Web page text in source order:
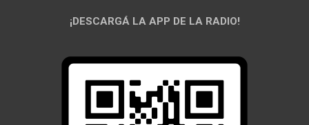
¡DESCARGÁ LA APP DE LA RADIO!